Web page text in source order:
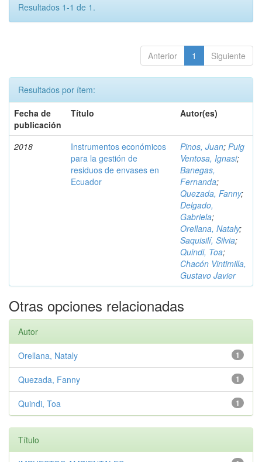
Resultados 1-1 de 1.
Anterior 1 Siguiente
Resultados por ítem:
Fecha de
publicación
Título Autor(es)
2018
Instrumentos económicos
para la gestión de
residuos de envases en
Ecuador
Pinos, Juan; Puig
Ventosa, Ignasi;
Banegas,
Fernanda;
Quezada, Fanny;
Delgado,
Gabriela;
Orellana, Nataly;
Saquisilí, Silvia;
Quindi, Toa;
Chacón Vintimilla,
Gustavo Javier
Otras opciones relacionadas
Autor
1
Orellana, Nataly
1
Quezada, Fanny
1
Quindi, Toa
Título